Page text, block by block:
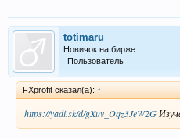
totimaru
Новичок на бирже
Пользователь
FXprofit сказал(а): ↑
https://yadi.sk/d/gXuv_Oqz3JeW2G